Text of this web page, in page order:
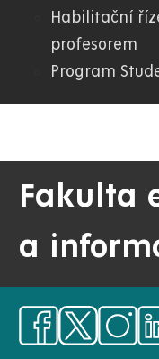
Habilitační
profesorem
Program
Fakulta
a